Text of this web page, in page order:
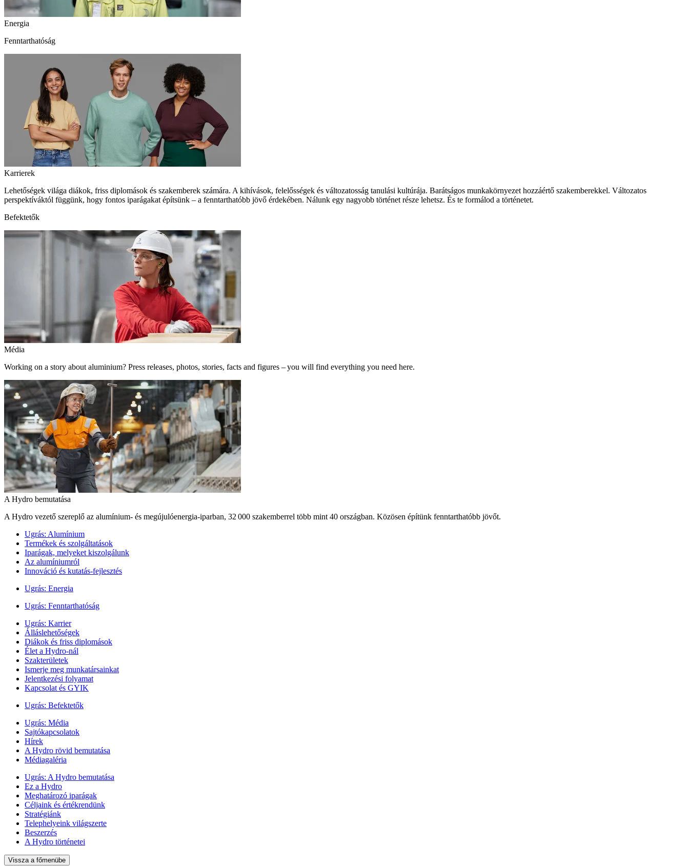
Energia
Fenntarthatóság
Karrierek
Lehetőségek világa diákok, friss diplomások és szakemberek számára. A kihívások, felelősségek és változatosság tanulási kultúrája. Barátságos munkakörnyezet hozzáértő szakemberekkel. Változatos
perspektíváktól függünk, hogy fontos iparágakat építsünk – a fenntarthatóbb jövő érdekében. Nálunk egy nagyobb történet része lehetsz. És te formálod a történetet.
Befektetők
Média
Working on a story about aluminium? Press releases, photos, stories, facts and figures – you will find everything you need here.
A Hydro bemutatása
A Hydro vezető szereplő az alumínium- és megújulóenergia‑iparban, 32 000 szakemberrel több mint 40 országban. Közösen építünk fenntarthatóbb jövőt.
Ugrás: Alumínium
Termékek és szolgáltatások
Iparágak, melyeket kiszolgálunk
Az alumíniumról
Innováció és kutatás-fejlesztés
Ugrás: Energia
Ugrás: Fenntarthatóság
Ugrás: Karrier
Álláslehetőségek
Diákok és friss diplomások
Élet a Hydro-nál
Szakterületek
Ismerje meg munkatársainkat
Jelentkezési folyamat
Kapcsolat és GYIK
Ugrás: Befektetők
Ugrás: Média
Sajtókapcsolatok
Hírek
A Hydro rövid bemutatása
Médiagaléria
Ugrás: A Hydro bemutatása
Ez a Hydro
Meghatározó iparágak
Céljaink és értékrendünk
Stratégiánk
Telephelyeink világszerte
Beszerzés
A Hydro történetei
Vissza a főmenübe